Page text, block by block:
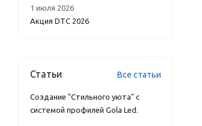
1 июля 2026
Акция DTC 2026
Статьи Все статьи
Создание "Стильного уюта" с
системой профилей Gola Led.